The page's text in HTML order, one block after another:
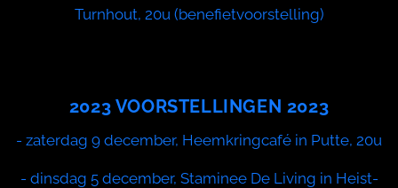
Turnhout, 20u (benefietvoorstelling)
2023 VOORSTELLINGEN 2023
- zaterdag 9 december, Heemkringcafé in Putte, 20u
- dinsdag 5 december, Staminee De Living in Heist-